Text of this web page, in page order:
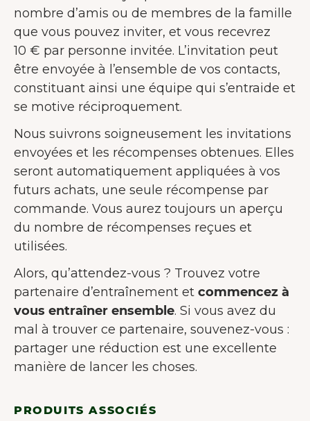
nombre d’amis ou de membres de la famille
que vous pouvez inviter, et vous recevrez
10 € par personne invitée. L’invitation peut
être envoyée à l’ensemble de vos contacts,
constituant ainsi une équipe qui s’entraide et
se motive réciproquement.
Nous suivrons soigneusement les invitations
envoyées et les récompenses obtenues. Elles
seront automatiquement appliquées à vos
futurs achats, une seule récompense par
commande. Vous aurez toujours un aperçu
du nombre de récompenses reçues et
utilisées.
Alors, qu’attendez-vous ? Trouvez votre
partenaire d’entraînement et commencez à
vous entraîner ensemble. Si vous avez du
mal à trouver ce partenaire, souvenez-vous :
partager une réduction est une excellente
manière de lancer les choses.
PRODUITS ASSOCIÉS